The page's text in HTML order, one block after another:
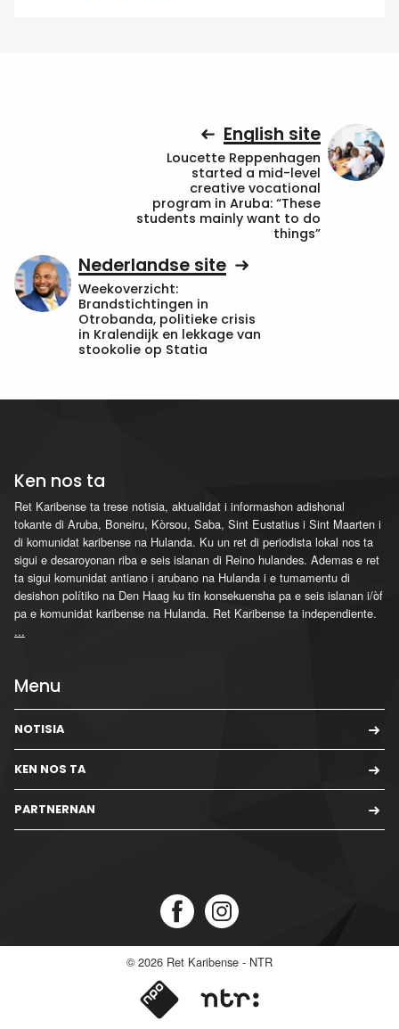
English site
Loucette Reppenhagen
started a mid-level
creative vocational
program in Aruba: “These
students mainly want to do
things”
Nederlandse site
Weekoverzicht:
Brandstichtingen in
Otrobanda, politieke crisis
in Kralendijk en lekkage van
stookolie op Statia
Ken nos ta
Ret Karibense ta trese notisia, aktualidat i informashon adishonal
tokante di Aruba, Boneiru, Kòrsou, Saba, Sint Eustatius i Sint Maarten i
di komunidat karibense na Hulanda. Ku un ret di periodista lokal nos ta
sigui e desaroyonan riba e seis islanan di Reino hulandes. Ademas e ret
ta sigui komunidat antiano i arubano na Hulanda i e tumamentu di
desishon polítiko na Den Haag ku tin konsekuensha pa e seis islanan i/òf
pa e komunidat karibense na Hulanda. Ret Karibense ta independiente.
...
Menu
NOTISIA
KEN NOS TA
PARTNERNAN
© 2026 Ret Karibense - NTR